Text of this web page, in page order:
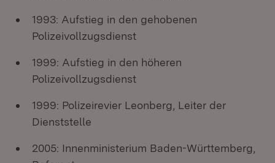
1993: Aufstieg in den gehobenen
Polizeivollzugsdienst
1999: Aufstieg in den höheren
Polizeivollzugsdienst
1999: Polizeirevier Leonberg, Leiter der
Dienststelle
2005: Innenministerium Baden-Württemberg,